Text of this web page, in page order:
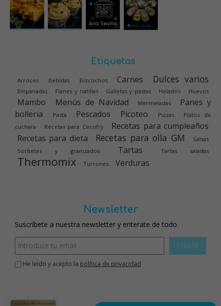
Etiquetas
Arroces Bebidas Bizcochos Carnes Dulces varios
Empanadas Flanes y natillas Galletas y pastas Helados Huevos
Mambo Menús de Navidad Mermeladas
Panes y
bolleria
Pasta Pescados Picoteo Pizzas
Platos de
cuchara
Recetas para Cecofry
Recetas para cumpleaños
Recetas para dieta
Recetas para olla GM
Salsas
Sorbetes y granizados
Tartas Tartas saladas
Thermomix Turrones Verduras
Newsletter
Suscríbete a nuestra newsletter y enterate de todo
ENVIAR
He leído y acepto la política de privacidad